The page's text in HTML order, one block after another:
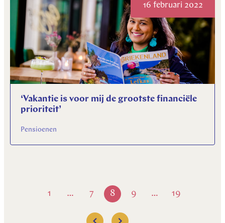
16 februari 2022
‘Vakantie is voor mij de grootste financiële
prioriteit’
Pensioenen
1 … 7 8 9 … 19